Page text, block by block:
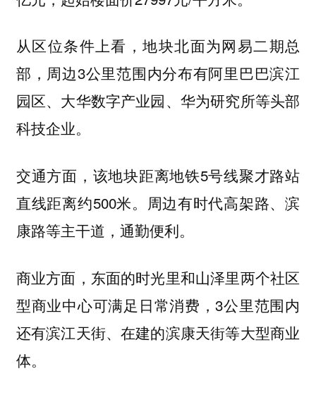
从区位条件上看，地块北面为网易二期总
部，周边3公里范围内分布有阿里巴巴滨江
园区、大华数字产业园、华为研究所等头部
科技企业。
交通方面，该地块距离地铁5号线聚才路站
直线距离约500米。周边有时代高架路、滨
康路等主干道，通勤便利。
商业方面，东面的时光里和山泽里两个社区
型商业中心可满足日常消费，3公里范围内
还有滨江天街、在建的滨康天街等大型商业
体。